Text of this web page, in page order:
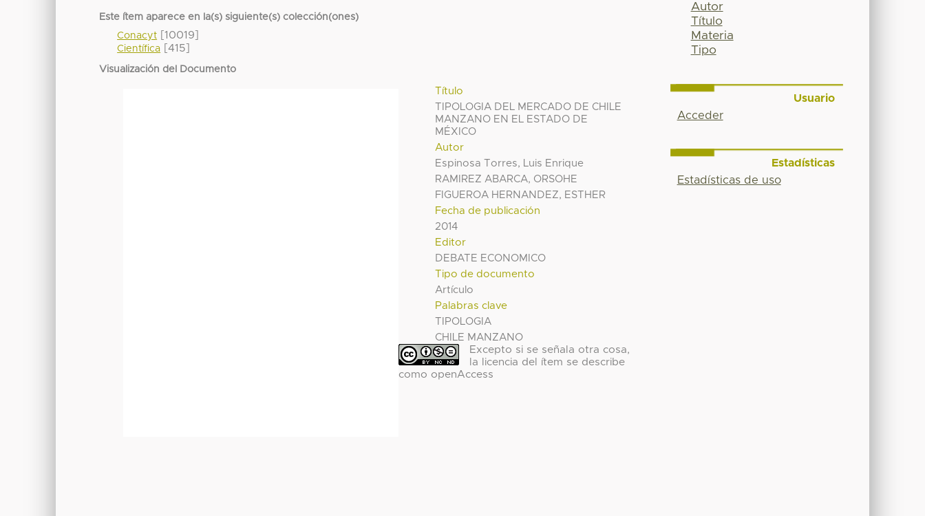
Este ítem aparece en la(s) siguiente(s) colección(ones)
Conacyt [10019]
Científica [415]
Visualización del Documento
Título
TIPOLOGIA DEL MERCADO DE CHILE
MANZANO EN EL ESTADO DE
MÉXICO
Autor
Espinosa Torres, Luis Enrique
RAMIREZ ABARCA, ORSOHE
FIGUEROA HERNANDEZ, ESTHER
Fecha de publicación
2014
Editor
DEBATE ECONOMICO
Tipo de documento
Artículo
Palabras clave
TIPOLOGIA
CHILE MANZANO
Excepto si se señala otra cosa,
la licencia del ítem se describe
como openAccess
Autor
Título
Materia
Tipo
Usuario
Acceder
Estadísticas
Estadísticas de uso